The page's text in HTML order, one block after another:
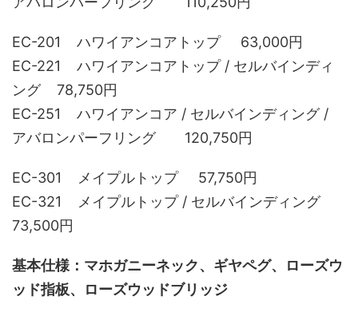
EC-201 ハワイアンコアトップ 63,000円
EC-221 ハワイアンコアトップ / セルバインディ
ング 78,750円
EC-251 ハワイアンコア / セルバインディング /
アバロンパーフリング 120,750円
EC-301 メイプルトップ 57,750円
EC-321 メイプルトップ / セルバインディング
73,500円
基本仕様：マホガニーネック、ギヤペグ、ローズウ
ッド指板、ローズウッドブリッジ